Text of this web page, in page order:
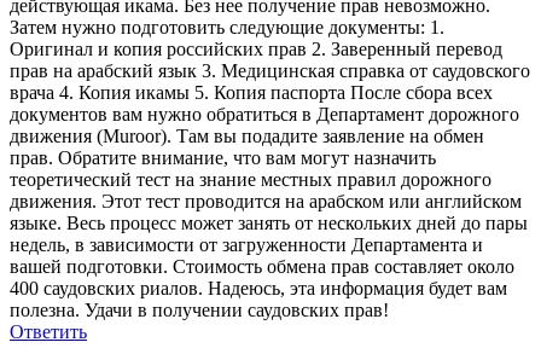
действующая икама. Без нее получение прав невозможно.
Затем нужно подготовить следующие документы: 1.
Оригинал и копия российских прав 2. Заверенный перевод
прав на арабский язык 3. Медицинская справка от саудовского
врача 4. Копия икамы 5. Копия паспорта После сбора всех
документов вам нужно обратиться в Департамент дорожного
движения (Muroor). Там вы подадите заявление на обмен
прав. Обратите внимание, что вам могут назначить
теоретический тест на знание местных правил дорожного
движения. Этот тест проводится на арабском или английском
языке. Весь процесс может занять от нескольких дней до пары
недель, в зависимости от загруженности Департамента и
вашей подготовки. Стоимость обмена прав составляет около
400 саудовских риалов. Надеюсь, эта информация будет вам
полезна. Удачи в получении саудовских прав!
Ответить